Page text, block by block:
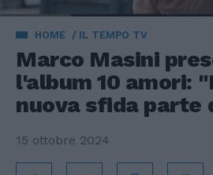
HOME IL TEMPO TV
Marco Masini
l'album 10 amori:
nuova sfida parte
15 ottobre 2024